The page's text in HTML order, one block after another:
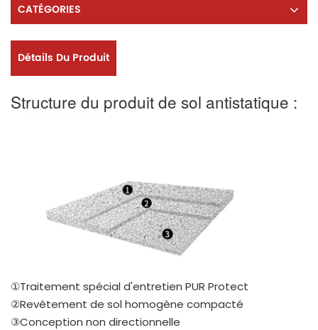
CATÉGORIES
Détails Du Produit
Structure du produit de sol antistatique :
①Traitement spécial d'entretien PUR Protect
②Revêtement de sol homogène compacté
③Conception non directionnelle